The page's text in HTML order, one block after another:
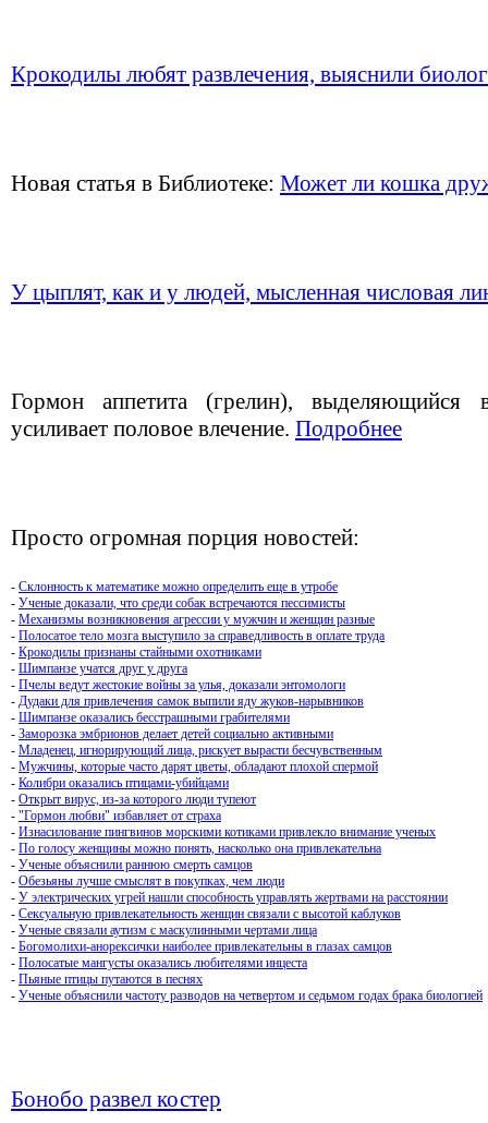
Крокодилы любят развлечения, выяснили
Новая статья в Библиотеке: Может ли кошка
У цыплят, как и у людей, мысленная числовая
Гормон аппетита (грелин), выделяющийся
усиливает половое влечение. Подробнее
Просто огромная порция новостей:
- Склонность к математике можно определить еще в утробе
- Ученые доказали, что среди собак встречаются пессимисты
- Механизмы возникновения агрессии у мужчин и женщин разные
- Полосатое тело мозга выступило за справедливость в оплате труда
- Крокодилы признаны стайными охотниками
- Шимпанзе учатся друг у друга
- Пчелы ведут жестокие войны за улья, доказали энтомологи
- Дудаки для привлечения самок выпили яду жуков-нарывников
- Шимпанзе оказались бесстрашными грабителями
- Заморозка эмбрионов делает детей социально активными
- Младенец, игнорирующий лица, рискует вырасти бесчувственным
- Мужчины, которые часто дарят цветы, обладают плохой спермой
- Колибри оказались птицами-убийцами
- Открыт вирус, из-за которого люди тупеют
- "Гормон любви" избавляет от страха
- Изнасилование пингвинов морскими котиками привлекло внимание ученых
- По голосу женщины можно понять, насколько она привлекательна
- Ученые объяснили раннюю смерть самцов
- Обезьяны лучше смыслят в покупках, чем люди
- У электрических угрей нашли способность управлять жертвами на расстоянии
- Сексуальную привлекательность женщин связали с высотой каблуков
- Ученые связали аутизм с маскулинными чертами лица
- Богомолихи-анорексички наиболее привлекательны в глазах самцов
- Полосатые мангусты оказались любителями инцеста
- Пьяные птицы путаются в песнях
- Ученые объяснили частоту разводов на четвертом и седьмом годах брака биологией
Бонобо развел костер